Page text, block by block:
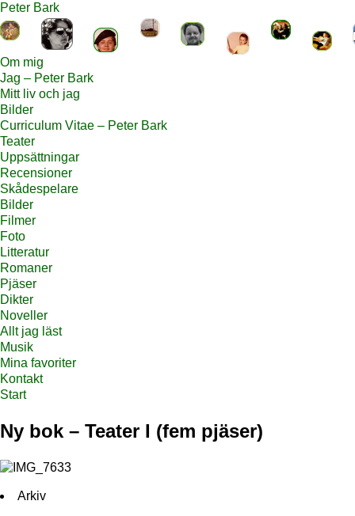
Peter Bark
Om mig
Jag – Peter Bark
Mitt liv och jag
Bilder
Curriculum Vitae – Peter Bark
Teater
Uppsättningar
Recensioner
Skådespelare
Bilder
Filmer
Foto
Litteratur
Romaner
Pjäser
Dikter
Noveller
Allt jag läst
Musik
Mina favoriter
Kontakt
Start
Ny bok – Teater I (fem pjäser)
Arkiv